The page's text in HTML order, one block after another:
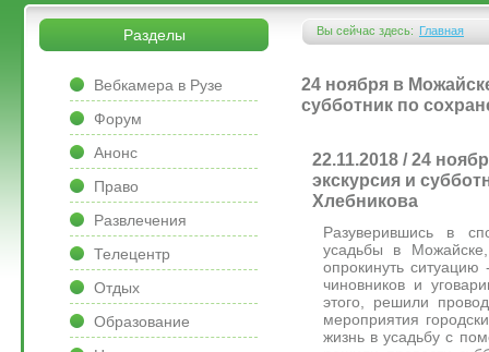
&bsps;
&bsps;
Вы сейчас здесь:
Вы здесь
Главная
24 ноября в
субботник по
22.11.2018 / 24
экскурсия и
Хлебникова
Разуверившись в
усадьбы в
опрокинуть
чиновников и
этого, решили
мероприятия
жизнь в усадьбу с
Разделы
Вебкамера в Рузе
Форум
Анонс
Право
Развлечения
Телецентр
Отдых
Образование